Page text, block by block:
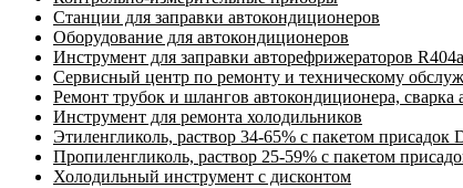
Станции для заправки автокондиционеров
Оборудование для автокондиционеров
Инструмент для заправки авторефрижераторов R404a
Сервисный центр по ремонту и техническому
Ремонт трубок и шлангов автокондиционера, сварка
Инструмент для ремонта холодильников
Этиленгликоль, раствор 34-65% с пакетом присадок
Пропиленгликоль, раствор 25-59% с пакетом
Холодильный инструмент с дисконтом